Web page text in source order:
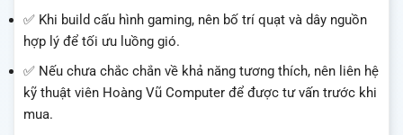
✅ Khi build cấu hình gaming, nên bố trí quạt và dây nguồn
hợp lý để tối ưu luồng gió.
✅ Nếu chưa chắc chắn về khả năng tương thích, nên liên hệ
kỹ thuật viên Hoàng Vũ Computer để được tư vấn trước khi
mua.